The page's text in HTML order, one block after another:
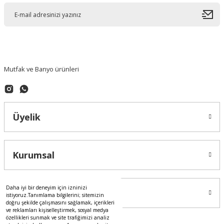
Daha iyi bir deneyim için izninizi
istiyoruz.Tanımlama bilgilerini; sitemizin
doğru şekilde çalışmasını sağlamak, içerikleri
ve reklamları kişiselleştirmek, sosyal medya
özellikleri sunmak ve site trafiğimizi analiz
Bu ürüne benzer farklı alternatifler olmalı.
Mutfak ve Banyo ürünleri
Üyelik
Kurumsal
Alışveriş